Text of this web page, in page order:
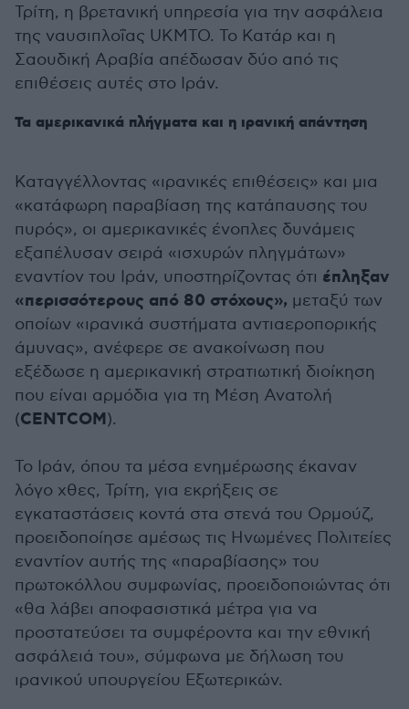
Τρίτη, η βρετανική υπηρεσία για την ασφάλεια
της ναυσιπλοΐας UKMTO. Το Κατάρ και η
Σαουδική Αραβία απέδωσαν δύο από τις
επιθέσεις αυτές στο Ιράν.
Τα αμερικανικά πλήγματα και η ιρανική απάντηση
Καταγγέλλοντας «ιρανικές επιθέσεις» και μια
«κατάφωρη παραβίαση της κατάπαυσης του
πυρός», οι αμερικανικές ένοπλες δυνάμεις
εξαπέλυσαν σειρά «ισχυρών πληγμάτων»
εναντίον του Ιράν, υποστηρίζοντας ότι έπληξαν
«περισσότερους από 80 στόχους», μεταξύ των
οποίων «ιρανικά συστήματα αντιαεροπορικής
άμυνας», ανέφερε σε ανακοίνωση που
εξέδωσε η αμερικανική στρατιωτική διοίκηση
που είναι αρμόδια για τη Μέση Ανατολή
(CENTCOM).
Το Ιράν, όπου τα μέσα ενημέρωσης έκαναν
λόγο χθες, Τρίτη, για εκρήξεις σε
εγκαταστάσεις κοντά στα στενά του Ορμούζ,
προειδοποίησε αμέσως τις Ηνωμένες Πολιτείες
εναντίον αυτής της «παραβίασης» του
πρωτοκόλλου συμφωνίας, προειδοποιώντας ότι
«θα λάβει αποφασιστικά μέτρα για να
προστατεύσει τα συμφέροντα και την εθνική
ασφάλειά του», σύμφωνα με δήλωση του
ιρανικού υπουργείου Εξωτερικών.